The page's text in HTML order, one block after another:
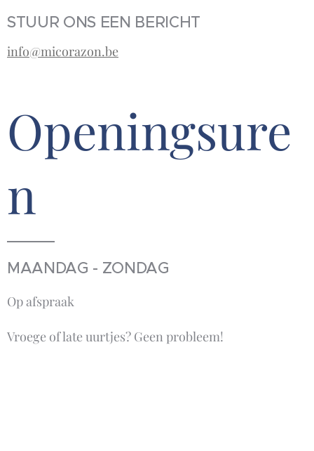
STUUR ONS EEN BERICHT
info@micorazon.be
Openingsure
n
MAANDAG - ZONDAG
Op afspraak
Vroege of late uurtjes? Geen probleem!